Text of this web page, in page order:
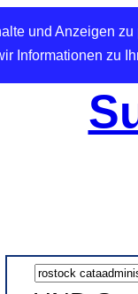
und Anzeigen
Informationen zu